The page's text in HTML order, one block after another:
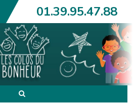
01.39.95.47.88